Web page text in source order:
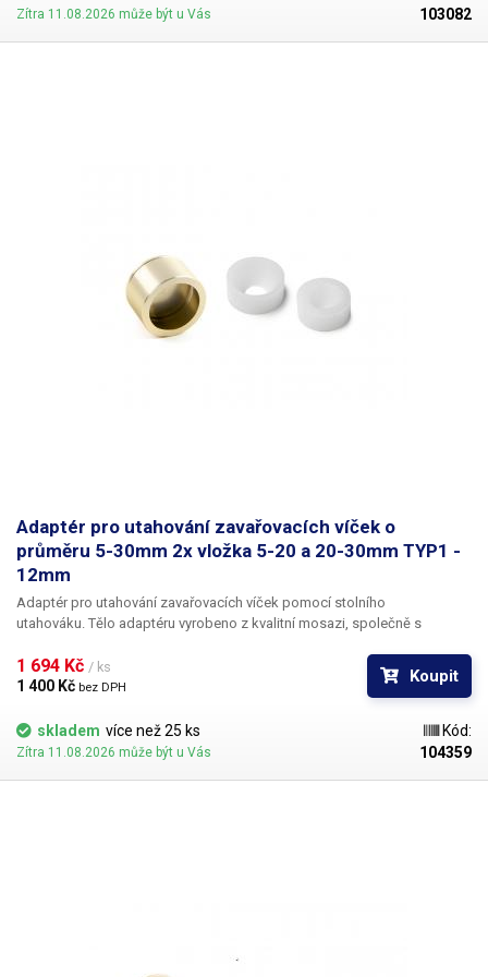
můžete připevnit pomocí očka k balanceru, který je také součástí sady a
při práci Vám odlehčí zátěž na ruce. Utahovák lze využít i jako elektrický
momentový šroubovák.Obsah balení:utahovák, dva nástavce a čtyři
style:solid;border-width:1px;overflow:hidden;word-break:normal;border-
color:black;} .tg .tg-1wig{font-weight:bold;text-align:left;vertical-
align:top} .tg .tg-baqh{text-align:center;vertical-align:top} .tg .tg-0lax{text-
align:left;vertical-align:top} .tg {border-collapse:collapse;border-
spacing:0;} .tg td{border-color:black;border-style:solid;border-
weight:bold;text-align:center;vertical-align:top} .tg .tg-7btt{border-
color:inherit;font-weight:bold;text-align:center;vertical-align:top} .tg .tg-
0pky{border-color:inherit;text-align:left;vertical-align:top}
Zítra 11.08.2026 může být u Vás
103082
Adaptér pro utahování zavařovacích víček o
průměru 5-30mm 2x vložka 5-20 a 20-30mm TYP1 -
12mm
Adaptér pro utahování zavařovacích víček pomocí stolního
utahováku. Tělo adaptéru vyrobeno z kvalitní mosazi, společně s
lze libovolně do adaptéru nasazovat a střídat je dle aktuální velikosti
víček. Model s otvorem 12mm není dodáván s bitem jelikož není určen
která má trn 12mm. Adaptér je dodáván včetně dvou pryžových vložek.
1 694 Kč / ks
1 400 Kč bez DPH
Koupit
skladem více než 25 ks
Zítra 11.08.2026 může být u Vás
Kód:
104359